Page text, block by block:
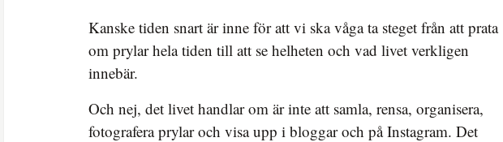
Kanske tiden snart är inne för att vi ska våga ta steget från att prata
om prylar hela tiden till att se helheten och vad livet verkligen
innebär.
Och nej, det livet handlar om är inte att samla, rensa, organisera,
fotografera prylar och visa upp i bloggar och på Instagram. Det